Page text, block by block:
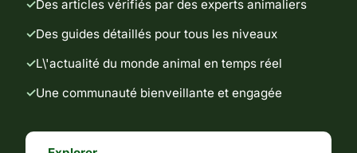
Des articles vérifiés par des experts animaliers
Des guides détaillés pour tous les niveaux
L\'actualité du monde animal en temps réel
Une communauté bienveillante et engagée